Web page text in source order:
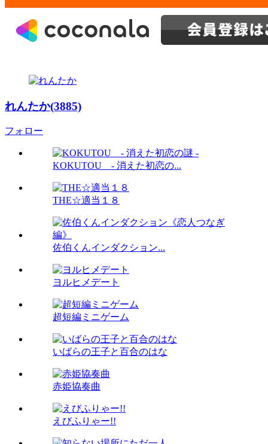
れんたか(3885)
フォロー
KOKUTOU - 消えた初恋の...
THE☆適当１８
佐伯くんインダクション...
ヨルヒメデート
超短編ミニゲーム
いばらの王子と百合のはな
赤姫協奏曲
えびふりゃー!!